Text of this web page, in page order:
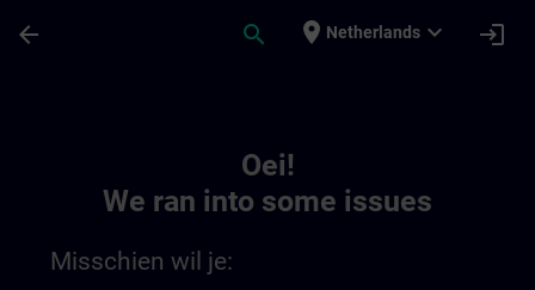
arrow_back search place Netherlands expand_more login
Oei!
We ran into some issues
Misschien wil je: